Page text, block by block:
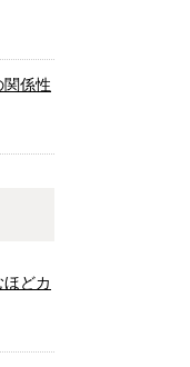
関係性
どカ